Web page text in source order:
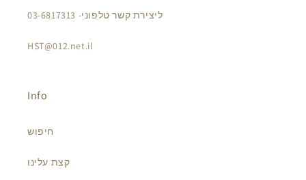
ליצירת קשר טלפוני- 03-6817313
HST@012.net.il
Info
חיפוש
קצת עלינו